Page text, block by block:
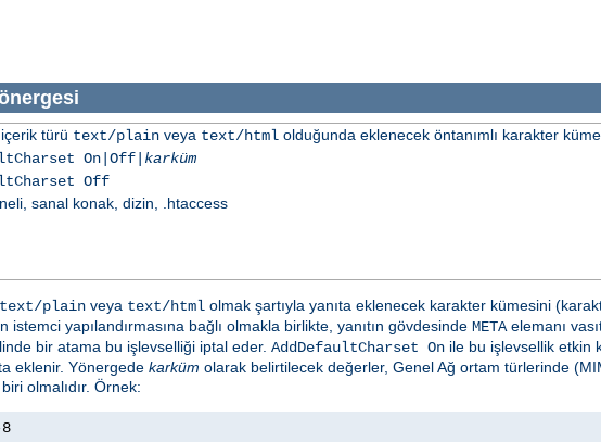
içerik türü text/plainveya text/htmlolduğunda eklenecek öntanımlı karakter
On|Off| karküm
Off
sanal konak, dizin, .htaccess
text/plain veya text/html olmak şartıyla yanıta eklenecek karakter kümesini
istemci yapılandırmasına bağlı olmakla birlikte, yanıtın gövdesinde METAelemanı
bir atama bu işlevselliği iptal eder. AddDefaultCharset On ile bu işlevsellik etkin
eklenir. Yönergede karküm olarak belirtilecek değerler, Genel Ağ ortam türlerinde
olmalıdır. Örnek: